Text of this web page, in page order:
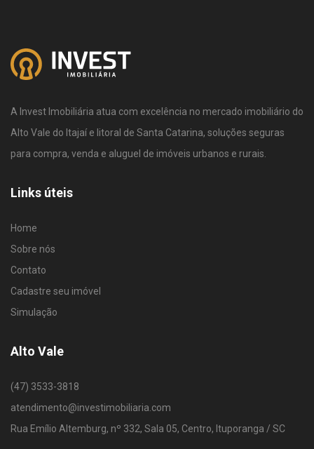
A Invest Imobiliária atua com excelência no mercado imobiliário do
Alto Vale do Itajaí e litoral de Santa Catarina, soluções seguras
para compra, venda e aluguel de imóveis urbanos e rurais.
Links úteis
Home
Sobre nós
Contato
Cadastre seu imóvel
Simulação
Alto Vale
(47) 3533-3818
atendimento@investimobiliaria.com
Rua Emílio Altemburg, nº 332, Sala 05, Centro, Ituporanga / SC